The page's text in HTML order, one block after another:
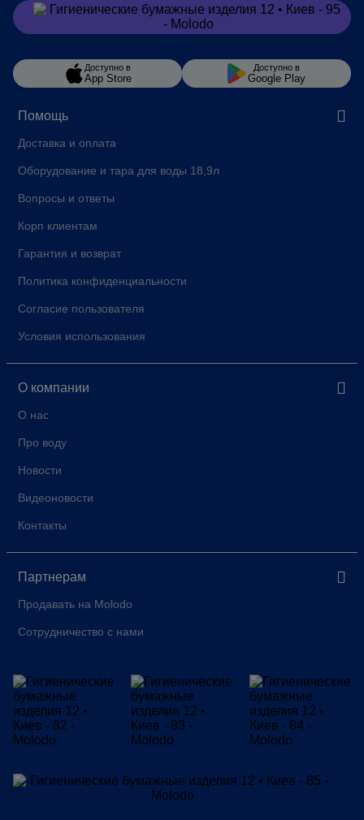
Помощь
Доставка и оплата
Оборудование и тара для воды 18,9л
Вопросы и ответы
Корп клиентам
Гарантия и возврат
Политика конфиденциальности
Согласие пользователя
Условия использования
О компании
О нас
Про воду
Новости
Видеоновости
Контакты
Партнерам
Продавать на Molodo
Сотрудничество с нами
Заказатьв Viber
Доступно в
App Store
Доступно в
Google Play